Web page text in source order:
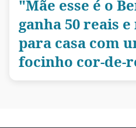
"Mãe esse é o
ganha 50 reais
para casa com
focinho cor-de-